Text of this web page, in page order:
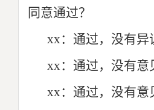
同意通过？
xx：通过，没有异
xx：通过，没有意
xx：通过，没有意